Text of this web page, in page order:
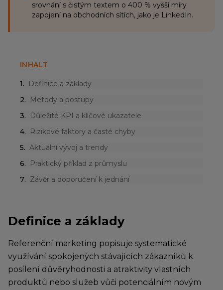
srovnání s čistým textem o 400 % vyšší míry
zapojení na obchodních sítích, jako je LinkedIn.
INHALT
1.
Definice a základy
2.
Metody a postupy
3.
Důležité KPI a klíčové ukazatele
4.
Rizikové faktory a časté chyby
5. Aktuální vývoj a trendy
6.
Praktický příklad z průmyslu
7. Závěr a doporučení k jednání
Definice a základy
Referenční marketing popisuje systematické
využívání spokojených stávajících zákazníků k
posílení důvěryhodnosti a atraktivity vlastních
produktů nebo služeb vůči potenciálním novým